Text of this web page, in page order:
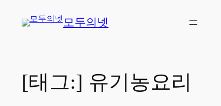
모두의넷
[태그:] 유기농요리